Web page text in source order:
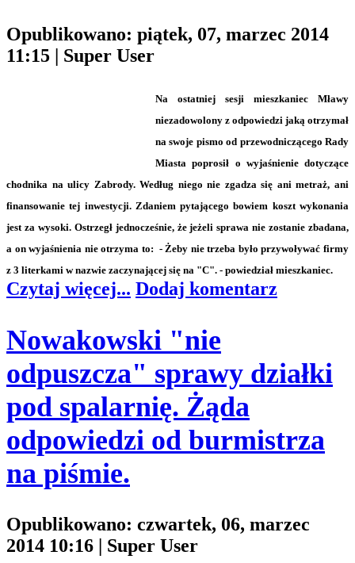
Opublikowano: piątek, 07, marzec 2014
11:15 | Super User
Na ostatniej sesji mieszkaniec Mławy
niezadowolony z odpowiedzi jaką otrzymał
na swoje pismo od przewodniczącego Rady
Miasta poprosił o wyjaśnienie dotyczące
chodnika na ulicy Zabrody. Według niego nie zgadza się ani metraż, ani
finansowanie tej inwestycji. Zdaniem pytającego bowiem koszt wykonania
jest za wysoki. Ostrzegł jednocześnie, że jeżeli sprawa nie zostanie zbadana,
a on wyjaśnienia nie otrzyma to: - Żeby nie trzeba było przywoływać firmy
z 3 literkami w nazwie zaczynającej się na "C". - powiedział mieszkaniec.
Czytaj więcej... Dodaj komentarz
Nowakowski "nie
odpuszcza" sprawy działki
pod spalarnię. Żąda
odpowiedzi od burmistrza
na piśmie.
Opublikowano: czwartek, 06, marzec
2014 10:16 | Super User